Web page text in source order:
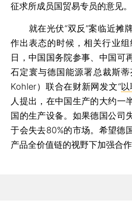
征求所成员国贸易专员的意见。
就在光伏“双反”案临近摊
作出表态的时候，相关行业
日，中国国务院参事、中国可
石定寰与德国能源署总裁斯
Kohler）联合在财新网发文“以
人提出，在中国生产的大约一
国的生产设备。如果德国公司
于会失去80%的市场。希望德
产品全价值链的视野下加强合